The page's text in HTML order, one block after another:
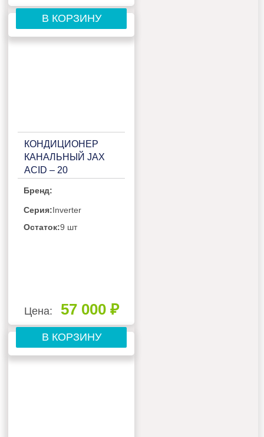
В КОРЗИНУ
КОНДИЦИОНЕР
КАНАЛЬНЫЙ JAX
ACID – 20
Бренд:
Серия:Inverter
Остаток:9 шт
Цена: 57 000 ₽
В КОРЗИНУ